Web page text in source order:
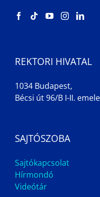
REKTORI HIVATAL
1034 Budapest,
Bécsi út 96/B I-II.
SAJTÓSZOBA
Sajtókapcsolat
Hírmondó
Videótár